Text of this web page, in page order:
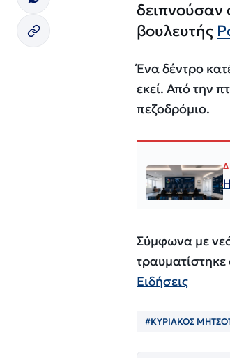
βουλευτής
Ένα δέντρο
εκεί. Από την
πεζοδρόμιο.
Σύμφωνα με
τραυματίστηκε
Ειδήσεις
#ΚΥΡΙΑΚΟΣ